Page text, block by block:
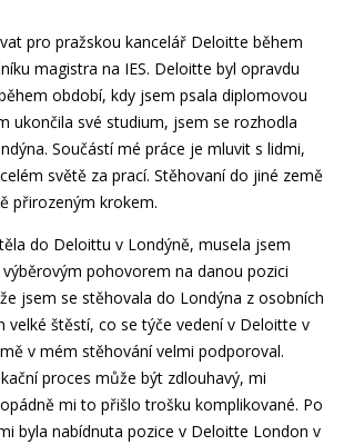
pro pražskou kancelář Deloitte během
magistra na IES. Deloitte byl opravdu
období, kdy jsem psala diplomovou
ukončila své studium, jsem se rozhodla
Součástí mé práce je mluvit s lidmi,
světě za prací. Stěhovaní do jiné země
přirozeným krokem.
do Deloittu v Londýně, musela jsem
pohovorem na danou pozici
jsem se stěhovala do Londýna z osobních
velké štěstí, co se týče vedení v Deloitte v
v mém stěhování velmi podporoval.
proces může být zdlouhavý, mi
mi to přišlo trošku komplikované. Po
byla nabídnuta pozice v Deloitte London v